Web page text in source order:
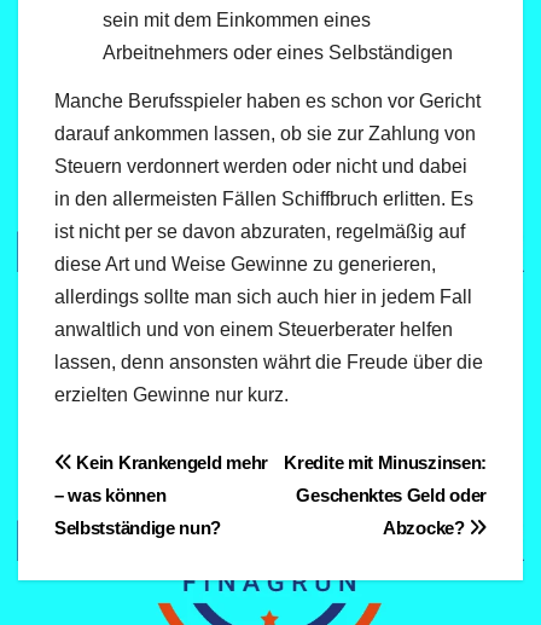
sein mit dem Einkommen eines
Arbeitnehmers oder eines Selbständigen
Manche Berufsspieler haben es schon vor Gericht
darauf ankommen lassen, ob sie zur Zahlung von
Steuern verdonnert werden oder nicht und dabei
in den allermeisten Fällen Schiffbruch erlitten. Es
ist nicht per se davon abzuraten, regelmäßig auf
diese Art und Weise Gewinne zu generieren,
allerdings sollte man sich auch hier in jedem Fall
anwaltlich und von einem Steuerberater helfen
lassen, denn ansonsten währt die Freude über die
erzielten Gewinne nur kurz.
Beitragsnavigation
Kredite mit Minuszinsen:
Geschenktes Geld oder
Abzocke?
Kein Krankengeld mehr
– was können
Selbstständige nun?